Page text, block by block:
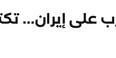
على إيران…